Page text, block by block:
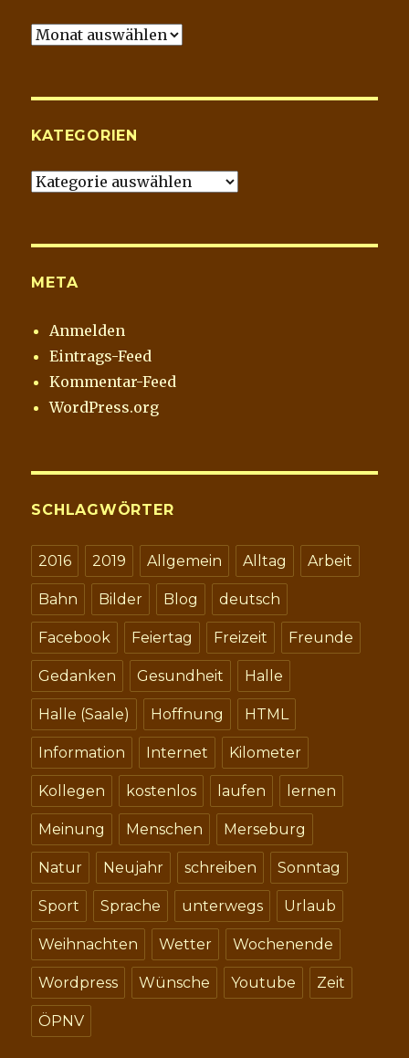
Martins
KATEGORIEN
Kategorien
META
Anmelden
Eintrags-Feed
Kommentar-Feed
WordPress.org
SCHLAGWÖRTER
2016 2019 Allgemein Alltag Arbeit
Bahn Bilder Blog deutsch
Facebook Feiertag Freizeit Freunde
Gedanken Gesundheit Halle
Halle (Saale) Hoffnung HTML
Information Internet Kilometer
Kollegen kostenlos laufen lernen
Meinung Menschen Merseburg
Natur Neujahr schreiben Sonntag
Sport Sprache unterwegs Urlaub
Weihnachten Wetter Wochenende
Wordpress Wünsche Youtube Zeit
ÖPNV